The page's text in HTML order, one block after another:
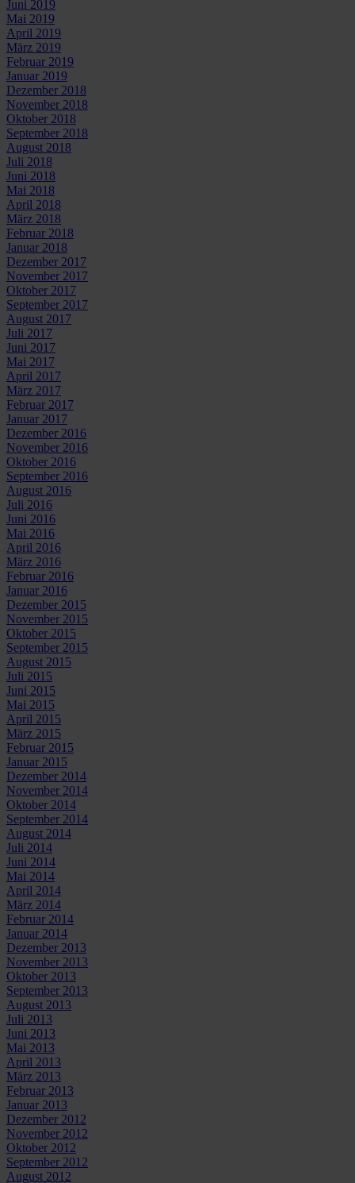
Juni 2019
Mai 2019
April 2019
März 2019
Februar 2019
Januar 2019
Dezember 2018
November 2018
Oktober 2018
September 2018
August 2018
Juli 2018
Juni 2018
Mai 2018
April 2018
März 2018
Februar 2018
Januar 2018
Dezember 2017
November 2017
Oktober 2017
September 2017
August 2017
Juli 2017
Juni 2017
Mai 2017
April 2017
März 2017
Februar 2017
Januar 2017
Dezember 2016
November 2016
Oktober 2016
September 2016
August 2016
Juli 2016
Juni 2016
Mai 2016
April 2016
März 2016
Februar 2016
Januar 2016
Dezember 2015
November 2015
Oktober 2015
September 2015
August 2015
Juli 2015
Juni 2015
Mai 2015
April 2015
März 2015
Februar 2015
Januar 2015
Dezember 2014
November 2014
Oktober 2014
September 2014
August 2014
Juli 2014
Juni 2014
Mai 2014
April 2014
März 2014
Februar 2014
Januar 2014
Dezember 2013
November 2013
Oktober 2013
September 2013
August 2013
Juli 2013
Juni 2013
Mai 2013
April 2013
März 2013
Februar 2013
Januar 2013
Dezember 2012
November 2012
Oktober 2012
September 2012
August 2012